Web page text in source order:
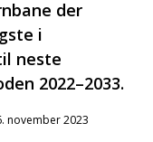
der
i
neste
2022–2033.
november 2023